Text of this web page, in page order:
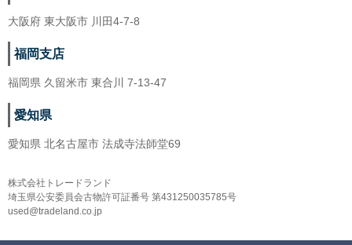
大阪府 東大阪市 川田4-7-8
福岡支店
福岡県 久留米市 東合川 7-13-47
愛知県
愛知県 北名古屋市 法成寺法師堂69
株式会社トレードランド
埼玉県公安委員会古物許可証番号 第431250035785号
used@tradeland.co.jp